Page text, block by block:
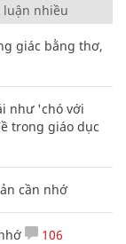
luận nhiều
giác bằng thơ,
như 'chó với
trong giáo dục
cần nhớ
106